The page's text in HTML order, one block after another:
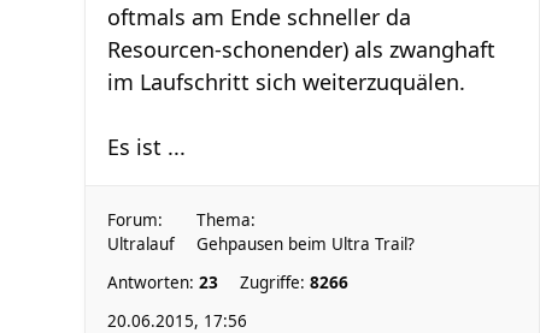
oftmals am Ende schneller da
Resourcen-schonender) als zwanghaft
im Laufschritt sich weiterzuquälen.
Es ist ...
Forum:
Ultralauf
Thema:
Gehpausen beim Ultra Trail?
Antworten: 23 Zugriffe: 8266
20.06.2015, 17:56